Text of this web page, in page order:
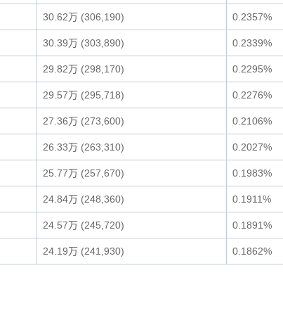
30.62万 (306,190) 0.2357%
30.39万 (303,890) 0.2339%
29.82万 (298,170) 0.2295%
29.57万 (295,718) 0.2276%
27.36万 (273,600) 0.2106%
26.33万 (263,310) 0.2027%
25.77万 (257,670) 0.1983%
24.84万 (248,360) 0.1911%
24.57万 (245,720) 0.1891%
24.19万 (241,930) 0.1862%